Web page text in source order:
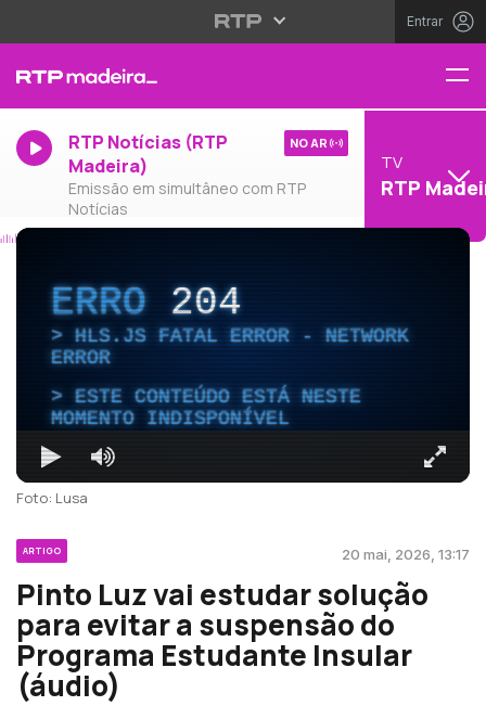
Entrar
RTP Notícias (RTP
Madeira)
Emissão em simultâneo com RTP
Notícias
NO AR
TV
RTP
ERRO204
HLS.JS FATAL ERROR - NETWORK
ERROR
ESTE CONTEÚDO ESTÁ NESTE
MOMENTO INDISPONÍVEL
Foto: Lusa
ARTIGO 20 mai, 2026, 13:17
Pinto Luz vai estudar solução
para evitar a suspensão do
Programa Estudante Insular
(áudio)